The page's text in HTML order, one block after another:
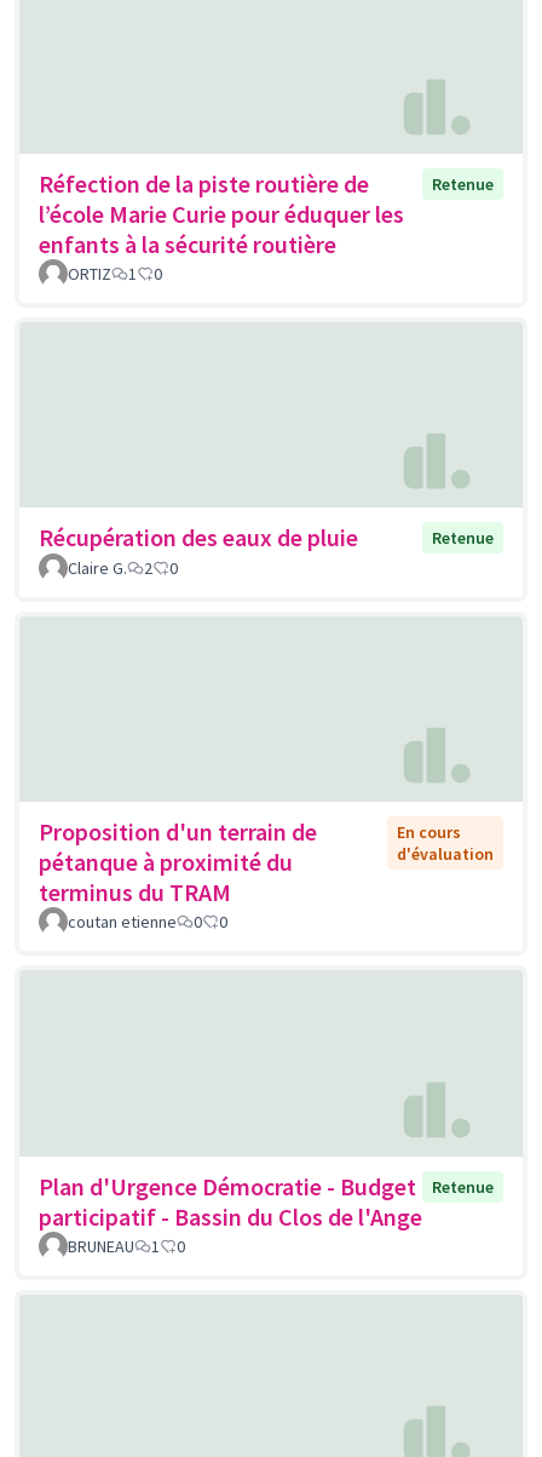
Réfection de la piste routière de
l’école Marie Curie pour éduquer les
enfants à la sécurité routière
Retenue
ORTIZ 1 0
Récupération des eaux de pluie
Retenue
Claire G.
2 0
Proposition d'un terrain de
pétanque à proximité du
terminus du TRAM
En cours
d'évaluation
coutan etienne 0 0
Plan d'Urgence Démocratie - Budget
participatif - Bassin du Clos de l'Ange
Retenue
BRUNEAU 1 0